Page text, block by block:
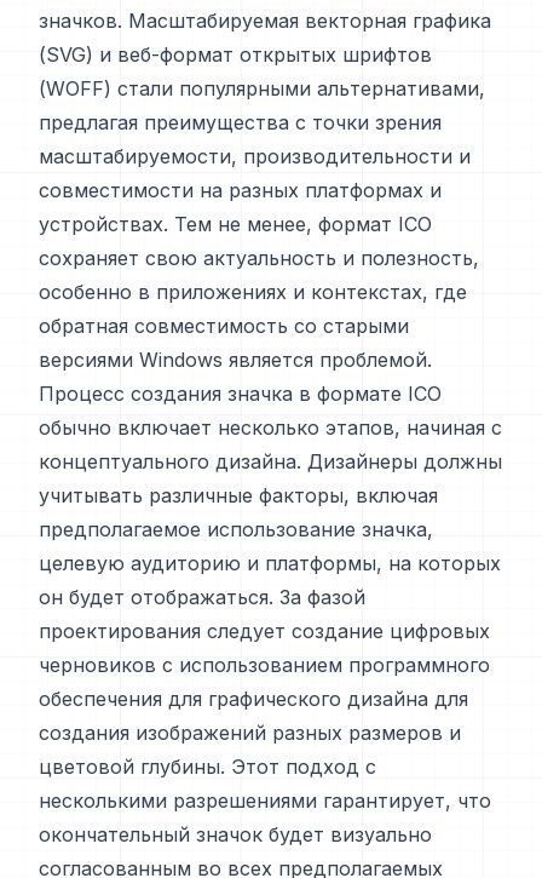
значков. Масштабируемая векторная графика
(SVG) и веб-формат открытых шрифтов
(WOFF) стали популярными альтернативами,
предлагая преимущества с точки зрения
масштабируемости, производительности и
совместимости на разных платформах и
устройствах. Тем не менее, формат ICO
сохраняет свою актуальность и полезность,
особенно в приложениях и контекстах, где
обратная совместимость со старыми
версиями Windows является проблемой.
Процесс создания значка в формате ICO
обычно включает несколько этапов, начиная с
концептуального дизайна. Дизайнеры должны
учитывать различные факторы, включая
предполагаемое использование значка,
целевую аудиторию и платформы, на которых
он будет отображаться. За фазой
проектирования следует создание цифровых
черновиков с использованием программного
обеспечения для графического дизайна для
создания изображений разных размеров и
цветовой глубины. Этот подход с
несколькими разрешениями гарантирует, что
окончательный значок будет визуально
согласованным во всех предполагаемых